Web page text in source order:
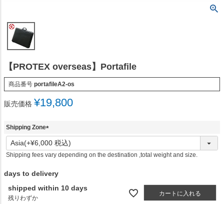
【PROTEX overseas】Portafile
商品番号 portafileA2-os
販売価格 ¥19,800
Shipping Zone
(
必
須
Shipping fees vary depending on the destination ,total weight and size.
days to delivery
shipped within 10 days
残りわずか
カートに入れる